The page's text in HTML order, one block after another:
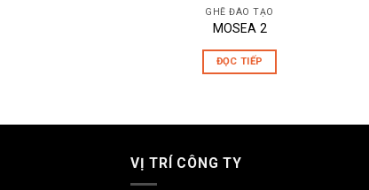
GHẾ ĐÀO TẠO
MOSEA 2
ĐỌC TIẾP
VỊ TRÍ CÔNG TY